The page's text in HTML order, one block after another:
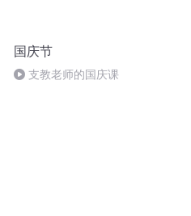
国庆节
支教老师的国庆课